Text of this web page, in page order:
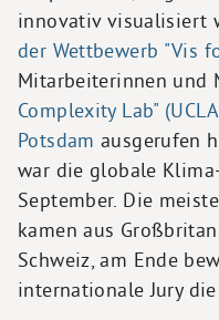
innovativ visualisiert
der Wettbewerb "Vis
Mitarbeiterinnen und
Complexity Lab"
Potsdam ausgerufen
war die globale
September. Die
kamen aus
Schweiz, am Ende
internationale Jury